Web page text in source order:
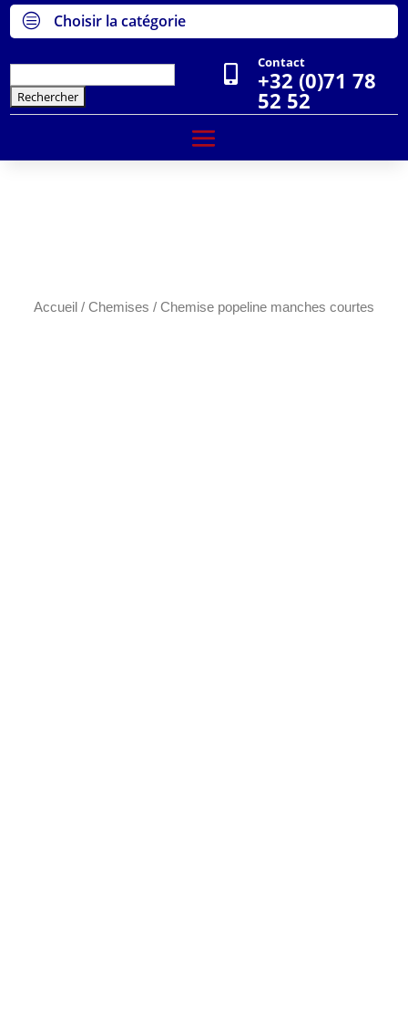
c Choisir la catégorie

Contact
+32 (0)71 78
52 52
Accueil / Chemises / Chemise popeline manches courtes